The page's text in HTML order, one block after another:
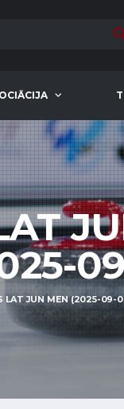
LAT JUN MEN (2025-09-